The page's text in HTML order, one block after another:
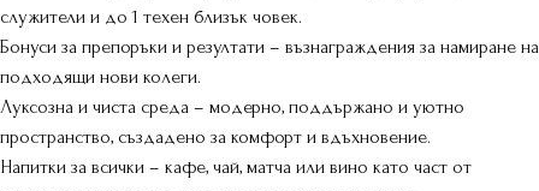
служители и до 1 техен близък човек.
Бонуси за препоръки и резултати – възнаграждения за намиране на
подходящи нови колеги.
Луксозна и чиста среда – модерно, поддържано и уютно
пространство, създадено за комфорт и вдъхновение.
Напитки за всички – кафе, чай, матча или вино като част от